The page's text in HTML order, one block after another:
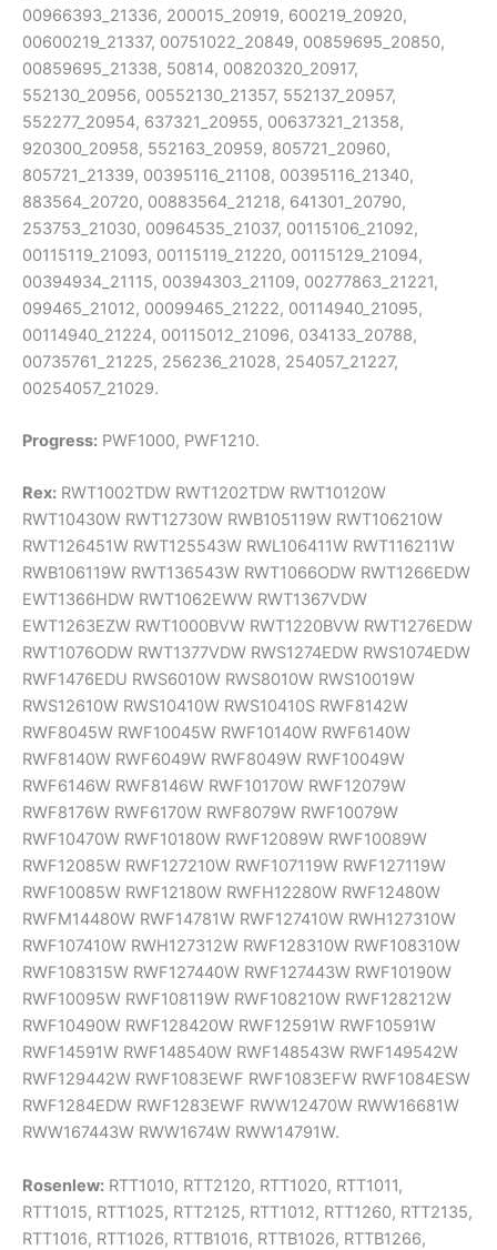
00966393_21336, 200015_20919, 600219_20920,
00600219_21337, 00751022_20849, 00859695_20850,
00859695_21338, 50814, 00820320_20917,
552130_20956, 00552130_21357, 552137_20957,
552277_20954, 637321_20955, 00637321_21358,
920300_20958, 552163_20959, 805721_20960,
805721_21339, 00395116_21108, 00395116_21340,
883564_20720, 00883564_21218, 641301_20790,
253753_21030, 00964535_21037, 00115106_21092,
00115119_21093, 00115119_21220, 00115129_21094,
00394934_21115, 00394303_21109, 00277863_21221,
099465_21012, 00099465_21222, 00114940_21095,
00114940_21224, 00115012_21096, 034133_20788,
00735761_21225, 256236_21028, 254057_21227,
00254057_21029.
Progress: PWF1000, PWF1210.
Rex: RWT1002TDW RWT1202TDW RWT10120W
RWT10430W RWT12730W RWB105119W RWT106210W
RWT126451W RWT125543W RWL106411W RWT116211W
RWB106119W RWT136543W RWT1066ODW RWT1266EDW
EWT1366HDW RWT1062EWW RWT1367VDW
EWT1263EZW RWT1000BVW RWT1220BVW RWT1276EDW
RWT1076ODW RWT1377VDW RWS1274EDW RWS1074EDW
RWF1476EDU RWS6010W RWS8010W RWS10019W
RWS12610W RWS10410W RWS10410S RWF8142W
RWF8045W RWF10045W RWF10140W RWF6140W
RWF8140W RWF6049W RWF8049W RWF10049W
RWF6146W RWF8146W RWF10170W RWF12079W
RWF8176W RWF6170W RWF8079W RWF10079W
RWF10470W RWF10180W RWF12089W RWF10089W
RWF12085W RWF127210W RWF107119W RWF127119W
RWF10085W RWF12180W RWFH12280W RWF12480W
RWFM14480W RWF14781W RWF127410W RWH127310W
RWF107410W RWH127312W RWF128310W RWF108310W
RWF108315W RWF127440W RWF127443W RWF10190W
RWF10095W RWF108119W RWF108210W RWF128212W
RWF10490W RWF128420W RWF12591W RWF10591W
RWF14591W RWF148540W RWF148543W RWF149542W
RWF129442W RWF1083EWF RWF1083EFW RWF1084ESW
RWF1284EDW RWF1283EWF RWW12470W RWW16681W
RWW167443W RWW1674W RWW14791W.
Rosenlew: RTT1010, RTT2120, RTT1020, RTT1011,
RTT1015, RTT1025, RTT2125, RTT1012, RTT1260, RTT2135,
RTT1016, RTT1026, RTTB1016, RTTB1026, RTTB1266,